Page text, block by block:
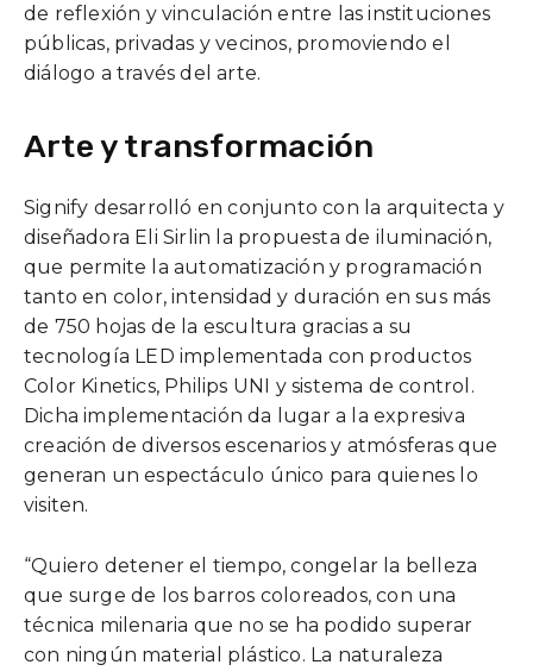
de reflexión y vinculación entre las instituciones
públicas, privadas y vecinos, promoviendo el
diálogo a través del arte.
Arte y transformación
Signify desarrolló en conjunto con la arquitecta y
diseñadora Eli Sirlin la propuesta de iluminación,
que permite la automatización y programación
tanto en color, intensidad y duración en sus más
de 750 hojas de la escultura gracias a su
tecnología LED implementada con productos
Color Kinetics, Philips UNI y sistema de control.
Dicha implementación da lugar a la expresiva
creación de diversos escenarios y atmósferas que
generan un espectáculo único para quienes lo
visiten.
“Quiero detener el tiempo, congelar la belleza
que surge de los barros coloreados, con una
técnica milenaria que no se ha podido superar
con ningún material plástico. La naturaleza